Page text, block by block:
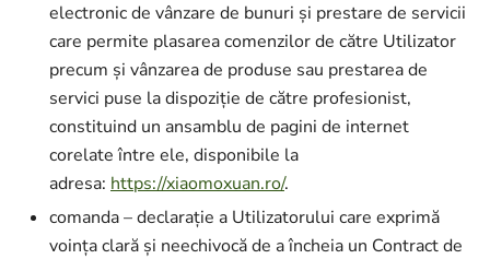
electronic de vânzare de bunuri și prestare de servicii
care permite plasarea comenzilor de către Utilizator
precum și vânzarea de produse sau prestarea de
servici puse la dispoziție de către profesionist,
constituind un ansamblu de pagini de internet
corelate între ele, disponibile la
adresa: https://xiaomoxuan.ro/.
comanda – declarație a Utilizatorului care exprimă
voința clară și neechivocă de a încheia un Contract de